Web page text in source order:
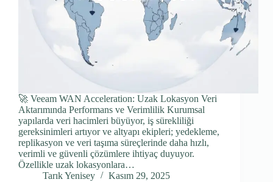
🚀 Veeam WAN Acceleration: Uzak Lokasyon Veri
Aktarımında Performans ve Verimlilik Kurumsal
yapılarda veri hacimleri büyüyor, iş sürekliliği
gereksinimleri artıyor ve altyapı ekipleri; yedekleme,
replikasyon ve veri taşıma süreçlerinde daha hızlı,
verimli ve güvenli çözümlere ihtiyaç duyuyor.
Özellikle uzak lokasyonlara…
Tarık Yenisey
Kasım 29, 2025